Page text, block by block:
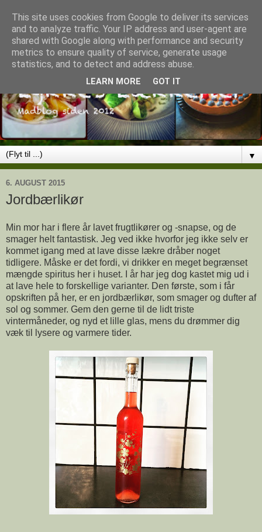
▼
6. AUGUST 2015
Jordbærlikør
Min mor har i flere år lavet frugtlikører og -snapse, og de
smager helt fantastisk. Jeg ved ikke hvorfor jeg ikke selv er
kommet igang med at lave disse lækre dråber noget
tidligere. Måske er det fordi, vi drikker en meget begrænset
mængde spiritus her i huset. I år har jeg dog kastet mig ud i
at lave hele to forskellige varianter. Den første, som i får
opskriften på her, er en jordbærlikør, som smager og dufter af
sol og sommer. Gem den gerne til de lidt triste
vintermåneder, og nyd et lille glas, mens du drømmer dig
væk til lysere og varmere tider.
This site uses cookies from Google to deliver its services
and to analyze traffic. Your IP address and user-agent are
shared with Google along with performance and security
metrics to ensure quality of service, generate usage
statistics, and to detect and address abuse.
LEARN MORE GOT IT